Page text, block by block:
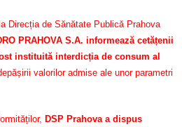
Direcția de Sănătate Publică Prahova
PRAHOVA S.A. informează cetățenii
instituită interdicția de consum al
valorilor admise ale unor parametri
DSP Prahova a dispus